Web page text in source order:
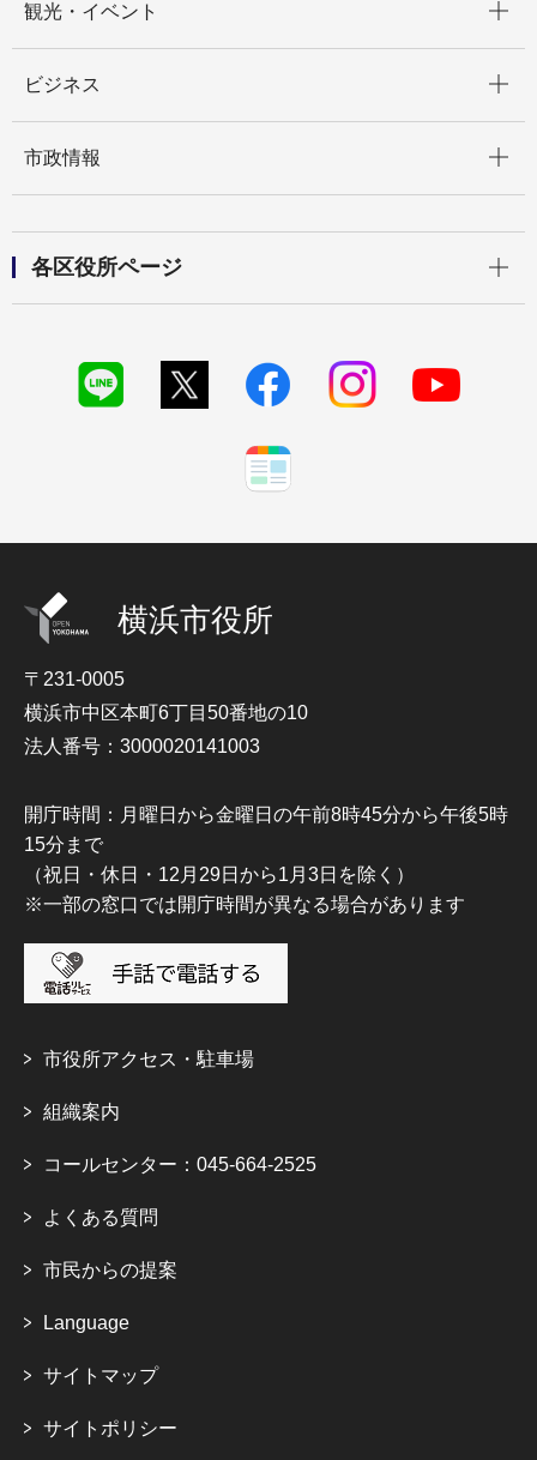
観光・イベント
ビジネス
市政情報
各区役所ページ
横浜市役所
〒231-0005
横浜市中区本町6丁目50番地の10
法人番号：3000020141003
開庁時間：月曜日から金曜日の午前8時45分から午後5時
15分まで
（祝日・休日・12月29日から1月3日を除く）
※一部の窓口では開庁時間が異なる場合があります
市役所アクセス・駐車場
組織案内
コールセンター：045-664-2525
よくある質問
市民からの提案
Language
サイトマップ
サイトポリシー